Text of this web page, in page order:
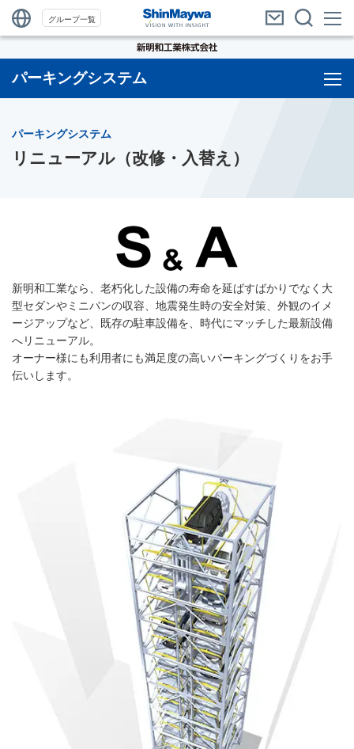
グループ一覧
パーキングシステム
パーキングシステム
リニューアル（改修・入替え）
新明和工業なら、老朽化した設備の寿命を延ばすばかりでなく大
型セダンやミニバンの収容、地震発生時の安全対策、外観のイメ
ージアップなど、既存の駐車設備を、時代にマッチした最新設備
へリニューアル。
オーナー様にも利用者にも満足度の高いパーキングづくりをお手
伝いします。